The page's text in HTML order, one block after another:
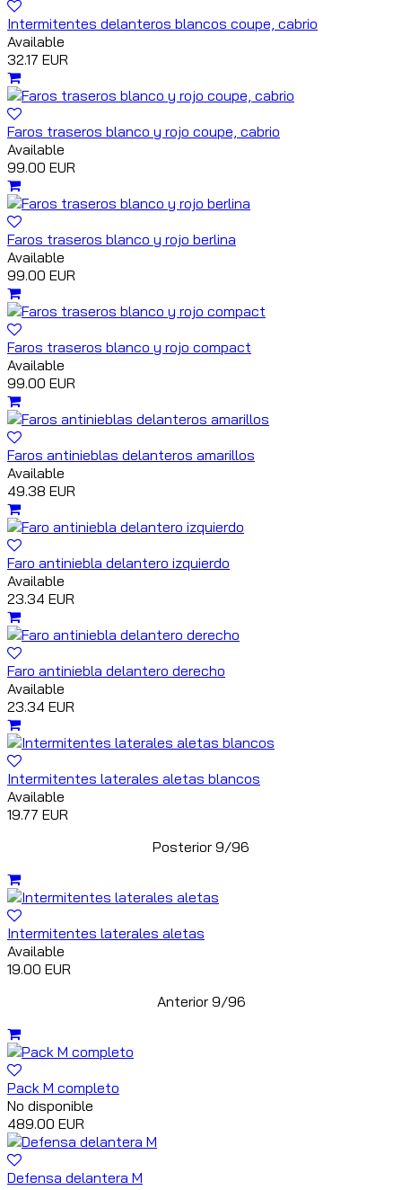
Intermitentes delanteros blancos coupe, cabrio
Available
32.17 EUR
Faros traseros blanco y rojo coupe, cabrio
Available
99.00 EUR
Faros traseros blanco y rojo berlina
Available
99.00 EUR
Faros traseros blanco y rojo compact
Available
99.00 EUR
Faros antinieblas delanteros amarillos
Available
49.38 EUR
Faro antiniebla delantero izquierdo
Available
23.34 EUR
Faro antiniebla delantero derecho
Available
23.34 EUR
Intermitentes laterales aletas blancos
Available
19.77 EUR
Posterior 9/96
Intermitentes laterales aletas
Available
19.00 EUR
Anterior 9/96
Pack M completo
No disponible
489.00 EUR
Defensa delantera M